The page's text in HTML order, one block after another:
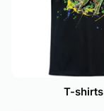
T-shirts